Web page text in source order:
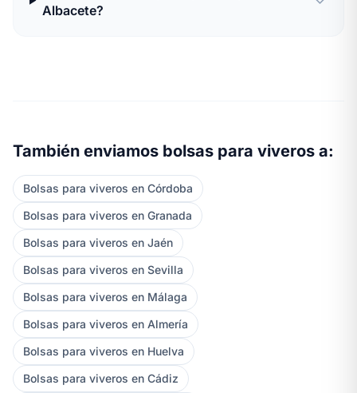
Albacete?
También enviamos bolsas para viveros a:
Bolsas para viveros en Córdoba
Bolsas para viveros en Granada
Bolsas para viveros en Jaén
Bolsas para viveros en Sevilla
Bolsas para viveros en Málaga
Bolsas para viveros en Almería
Bolsas para viveros en Huelva
Bolsas para viveros en Cádiz